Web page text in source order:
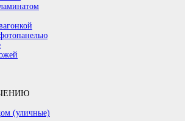
(уличные)